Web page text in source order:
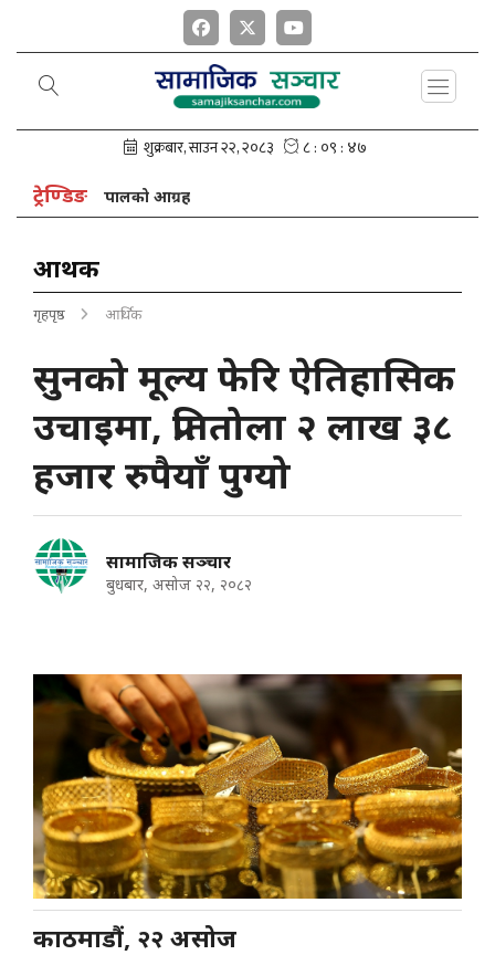
ट्रेण्डिङ
अध्यक्ष नेपालको आग्रह
आर्थिक
गृहपृष्ठ आर्थिक
सुनको मूल्य फेरि ऐतिहासिक
उचाइमा, प्रतितोला २ लाख ३८
हजार रुपैयाँ पुग्यो
सामाजिक सञ्चार
बुधबार, असोज २२, २०८२
काठमाडौं, २२ असोज